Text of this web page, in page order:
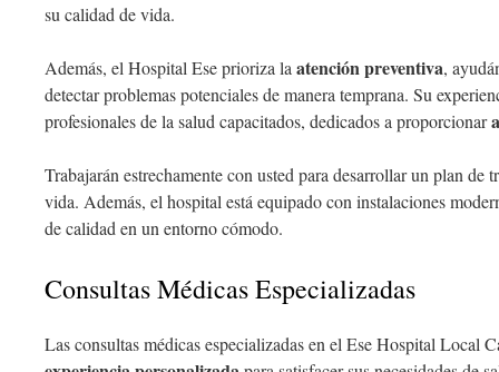
su calidad de vida.
Además, el Hospital Ese prioriza la atención preventiva,
detectar problemas potenciales de manera temprana. Su
profesionales de la salud capacitados, dedicados a proporcionar
Trabajarán estrechamente con usted para desarrollar un plan de
vida. Además, el hospital está equipado con instalaciones
de calidad en un entorno cómodo.
Consultas Médicas Especializadas
Las consultas médicas especializadas en el Ese Hospital Local